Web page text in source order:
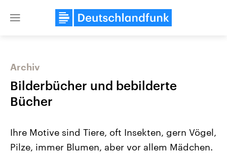
Close
Archiv
Bilderbücher und bebilderte
Bücher
Ihre Motive sind Tiere, oft Insekten, gern Vögel,
Pilze, immer Blumen, aber vor allem Mädchen.